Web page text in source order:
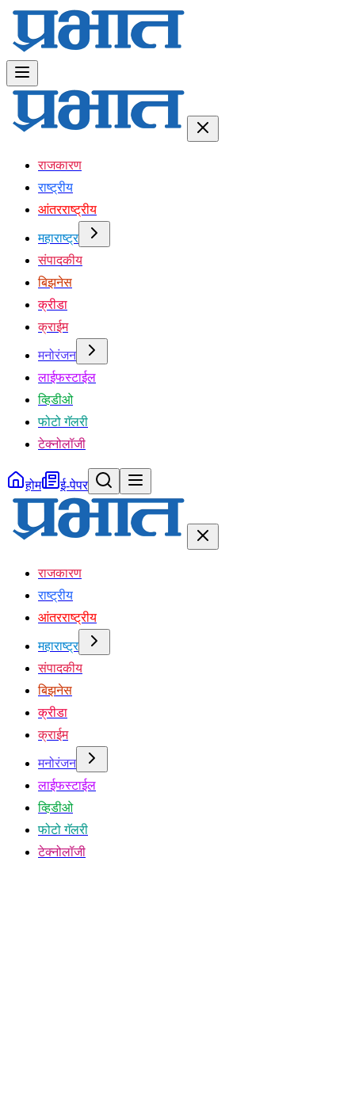
राजकारण
राष्ट्रीय
आंतरराष्ट्रीय
महाराष्ट्र
संपादकीय
बिझनेस
क्रीडा
क्राईम
मनोरंजन
लाईफस्टाईल
व्हिडीओ
फोटो गॅलरी
टेक्नोलॉजी
होम ई-पेपर
राजकारण
राष्ट्रीय
आंतरराष्ट्रीय
महाराष्ट्र
संपादकीय
बिझनेस
क्रीडा
क्राईम
मनोरंजन
लाईफस्टाईल
व्हिडीओ
फोटो गॅलरी
टेक्नोलॉजी